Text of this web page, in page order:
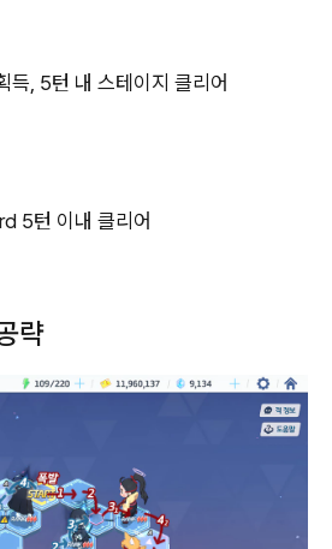
득, 5턴 내 스테이지 클리어
5턴 이내 클리어
략